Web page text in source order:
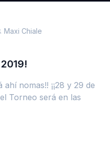
Maxi Chiale
ahí nomas!! ¡¡28 y 29 de
Torneo será en las